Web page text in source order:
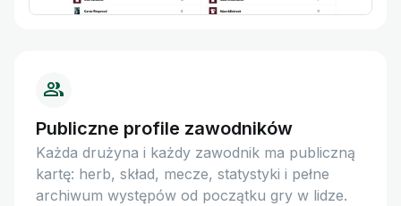
Publiczne profile zawodników
Każda drużyna i każdy zawodnik ma publiczną
kartę: herb, skład, mecze, statystyki i pełne
archiwum występów od początku gry w lidze.